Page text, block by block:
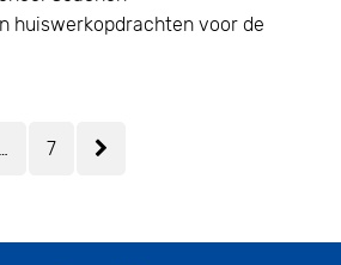
huiswerkopdrachten voor de
… 7